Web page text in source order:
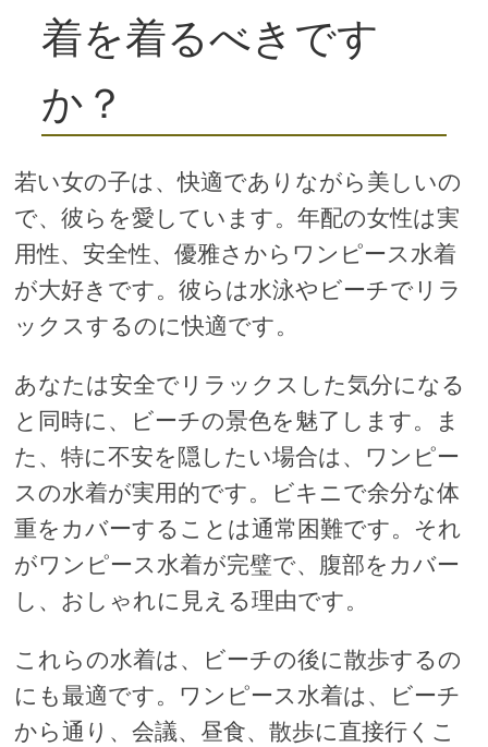
着を着るべきです
か？
若い女の子は、快適でありながら美しいの
で、彼らを愛しています。年配の女性は実
用性、安全性、優雅さからワンピース水着
が大好きです。彼らは水泳やビーチでリラ
ックスするのに快適です。
あなたは安全でリラックスした気分になる
と同時に、ビーチの景色を魅了します。ま
た、特に不安を隠したい場合は、ワンピー
スの水着が実用的です。ビキニで余分な体
重をカバーすることは通常困難です。それ
がワンピース水着が完璧で、腹部をカバー
し、おしゃれに見える理由です。
これらの水着は、ビーチの後に散歩するの
にも最適です。ワンピース水着は、ビーチ
から通り、会議、昼食、散歩に直接行くこ